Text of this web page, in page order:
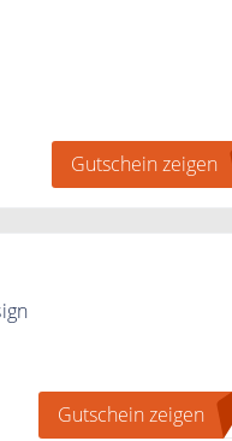
Gutschein zeigen
Seaside No.64
Gutschein zeigen